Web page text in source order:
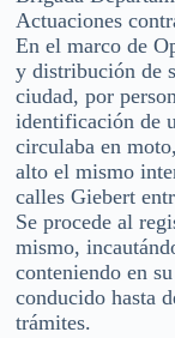
Actuaciones
En el marco de
y distribución de
ciudad, por
identificación de
circulaba en
alto el mismo
calles Giebert
Se procede al
mismo,
conteniendo en
conducido hasta
trámites.